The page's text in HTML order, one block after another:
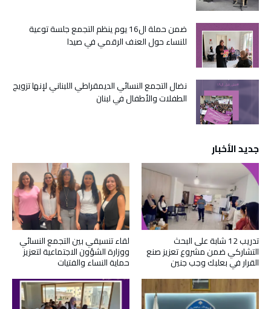
ضمن حملة ال16 يوم ينظم التجمع جلسة توعية
للنساء حول العنف الرقمي في صيدا
نضال التجمع النسائي الديمقراطي اللبناني لإنها تزويج
الطفلات والأطفال في لبنان
جديد الأخبار
لقاء تنسيقي بين التجمع النسائي
ووزارة الشؤون الاجتماعية لتعزيز
حماية النساء والفتيات
تدريب 12 شابة على البحث
التشاركي ضمن مشروع تعزيز صنع
القرار في بعلبك وجب جنين